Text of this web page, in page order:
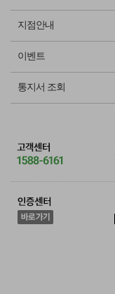
지점안내
이벤트
통지서 조회